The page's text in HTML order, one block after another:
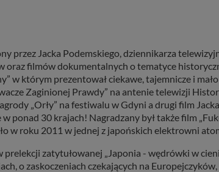
przez Jacka Podemskiego, dziennikarza
filmów dokumentalnych o tematyce
w którym prezentował ciekawe, tajemnicze i
Zaginionej Prawdy” na antenie telewizji
„Orły” na festiwalu w Gdyni a drugi film
ponad 30 krajach! Nagradzany był także film
w roku 2011 w jednej z japońskich elektrowni
zatytułowanej „Japonia - wędrówki w
o zaskoczeniach czekających na
Gnieźnieńskie - odkrywaj i wypoczywaj...